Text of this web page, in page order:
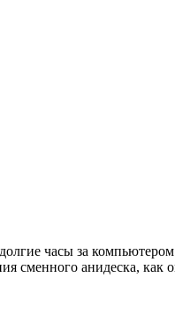
часы за
сменного анидеска,